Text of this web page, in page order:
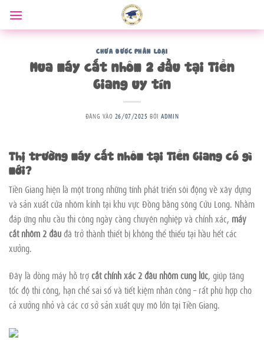
qua
nội
CHƯA ĐƯỢC PHÂN LOẠI
Mua máy cắt nhôm 2 đầu tại Tiền
Giang uy tín
ĐĂNG VÀO 26/07/2025 BỞIADMIN
Thị trường máy cắt nhôm tại Tiền Giang có gì
mới?
Tiền Giang hiện là một trong những tỉnh phát triển sôi động về xây dựng
và sản xuất cửa nhôm kính tại khu vực Đồng bằng sông Cửu Long. Nhằm
đáp ứng nhu cầu thi công ngày càng chuyên nghiệp và chính xác, máy
cắt nhôm 2 đầuđã trở thành thiết bị không thể thiếu tại hầu hết các
xưởng.
Đây là dòng máy hỗ trợcắt chính xác 2 đầu nhôm cùng lúc, giúp tăng
tốc độ thi công, hạn chế sai số và tiết kiệm nhân công – rất phù hợp cho
cả xưởng nhỏ và các cơ sở sản xuất quy mô lớn tại Tiền Giang.